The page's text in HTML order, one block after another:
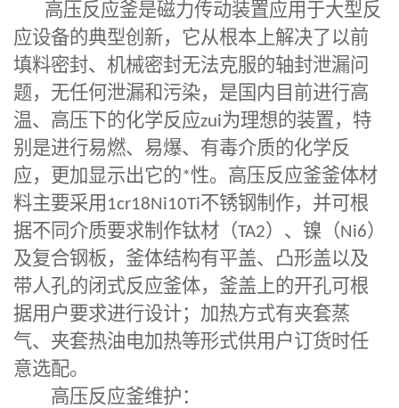
高压反应釜是磁力传动装置应用于大型反
应设备的典型创新，它从根本上解决了以前
填料密封、机械密封无法克服的轴封泄漏问
题，无任何泄漏和污染，是国内目前进行高
温、高压下的化学反应zui为理想的装置，特
别是进行易燃、易爆、有毒介质的化学反
应，更加显示出它的*性。高压反应釜釜体材
料主要采用 1cr18Ni10Ti不锈钢制作，并可根
据不同介质要求制作钛材（TA2）、镍（Ni6）
及复合钢板，釜体结构有平盖、凸形盖以及
带人孔的闭式反应釜体，釜盖上的开孔可根
据用户要求进行设计；加热方式有夹套蒸
气、夹套热油电加热等形式供用户订货时任
意选配。
高压反应釜维护：